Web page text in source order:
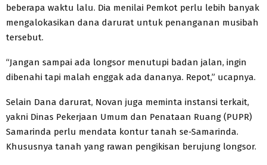
beberapa waktu lalu. Dia menilai Pemkot perlu lebih banyak
mengalokasikan dana darurat untuk penanganan musibah
tersebut.
“Jangan sampai ada longsor menutupi badan jalan, ingin
dibenahi tapi malah enggak ada dananya. Repot,” ucapnya.
Selain Dana darurat, Novan juga meminta instansi terkait,
yakni Dinas Pekerjaan Umum dan Penataan Ruang (PUPR)
Samarinda perlu mendata kontur tanah se-Samarinda.
Khususnya tanah yang rawan pengikisan berujung longsor.